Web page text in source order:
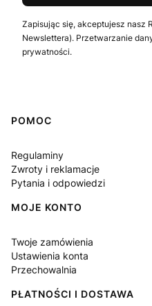
Zapisując się, akceptujesz nasz
Newslettera). Przetwarzanie
prywatności.
Linki w stopce
POMOC
Regulaminy
Zwroty i reklamacje
Pytania i odpowiedzi
MOJE KONTO
Twoje zamówienia
Ustawienia konta
Przechowalnia
PŁATNOŚCI I DOSTAWA